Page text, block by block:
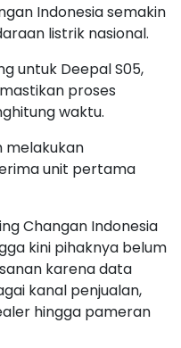
Indonesia semakin
listrik nasional.
untuk Deepal S05,
proses
waktu.
melakukan
unit pertama
Changan Indonesia
kini pihaknya belum
karena data
kanal penjualan,
hingga pameran